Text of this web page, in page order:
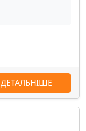
ДЕТАЛЬНІШЕ